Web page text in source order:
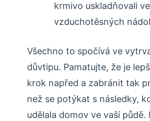
krmivo⁢ uskladňovali ⁣ve
vzduchotěsných
Všechno ​to spočívá ve
⁢důvtipu. Pamatujte, že ‌je
krok​ napřed a zabránit tak​
než se ⁣potýkat ⁤s ⁤následky,‍
‍udělala domov ve ‌vaší půdě.